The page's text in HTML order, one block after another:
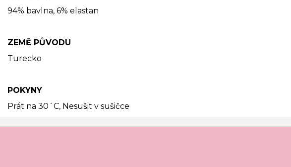
94% bavlna, 6% elastan
ZEMĚ PŮVODU
Turecko
POKYNY
Prát na 30´C, Nesušit v sušičce